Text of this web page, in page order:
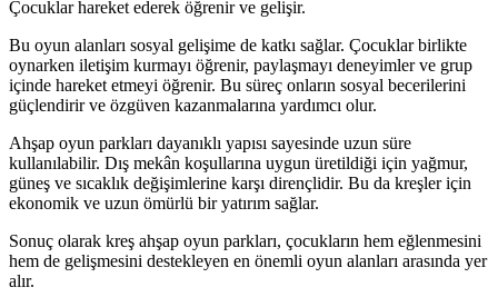
Çocuklar hareket ederek öğrenir ve gelişir.
Bu oyun alanları sosyal gelişime de katkı sağlar. Çocuklar birlikte
oynarken iletişim kurmayı öğrenir, paylaşmayı deneyimler ve grup
içinde hareket etmeyi öğrenir. Bu süreç onların sosyal becerilerini
güçlendirir ve özgüven kazanmalarına yardımcı olur.
Ahşap oyun parkları dayanıklı yapısı sayesinde uzun süre
kullanılabilir. Dış mekân koşullarına uygun üretildiği için yağmur,
güneş ve sıcaklık değişimlerine karşı dirençlidir. Bu da kreşler için
ekonomik ve uzun ömürlü bir yatırım sağlar.
Sonuç olarak kreş ahşap oyun parkları, çocukların hem eğlenmesini
hem de gelişmesini destekleyen en önemli oyun alanları arasında yer
alır.